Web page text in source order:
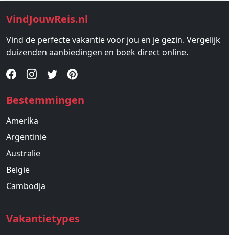
VindJouwReis.nl
Vind de perfecte vakantie voor jou en je gezin. Vergelijk
duizenden aanbiedingen en boek direct online.
Bestemmingen
Amerika
Argentinië
Australie
België
Cambodja
Vakantietypes